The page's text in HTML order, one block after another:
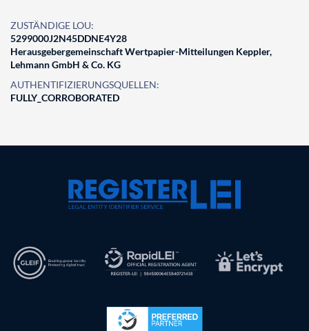
ZUSTÄNDIGE LOU:
5299000J2N45DDNE4Y28
Herausgebergemeinschaft Wertpapier-Mitteilungen Keppler,
Lehmann GmbH & Co. KG
AUTHENTIFIZIERUNGSQUELLEN:
FULLY_CORROBORATED